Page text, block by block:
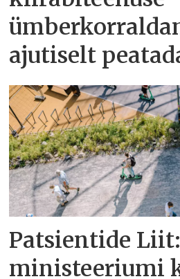
ajutiselt
Patsientide Liit:
ministeeriumi